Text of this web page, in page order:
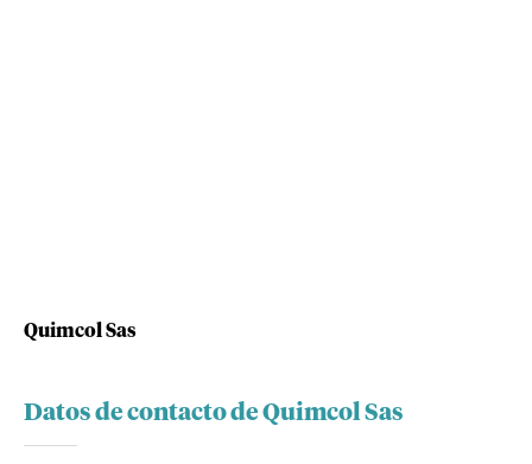
Quimcol Sas
Datos de contacto de Quimcol Sas